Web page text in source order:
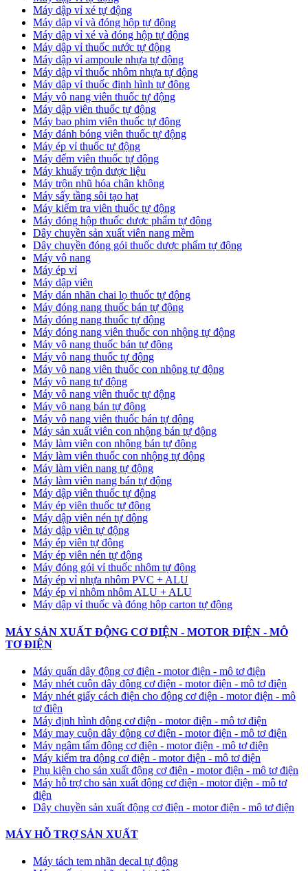
​Máy dập vỉ xé tự động
​Máy dập vỉ và đóng hộp tự động
​Máy dập vỉ xé và đóng hộp tự động
​Máy dập vỉ thuốc nước tự động
Máy dập vỉ ampoule nhựa tự động
Máy dập vỉ thuốc nhôm nhựa tự động
Máy dập vỉ thuốc định hình tự động
Máy vô nang viên thuốc tự động
Máy dập viên thuốc tự động
Máy bao phim viên thuốc tự động
Máy đánh bóng viên thuốc tự động
Máy ép vỉ thuốc tự động
Máy đếm viên thuốc tự động
Máy khuấy trộn dược liệu
Máy trộn nhũ hóa chân không
Máy sấy tầng sôi tạo hạt
Máy kiểm tra viên thuốc tự động
Máy đóng hộp thuốc dược phẩm tự động
Dây chuyền sản xuất viên nang mềm
Dây chuyền đóng gói thuốc dược phẩm tự động
Máy vô nang
Máy ép vỉ
Máy dập viên
Máy dán nhãn chai lọ thuốc tự động
Máy đóng nang thuốc bán tự động
Máy đóng nang thuốc tự động
Máy đóng nang viên thuốc con nhộng tự động
Máy vô nang thuốc bán tự động
Máy vô nang thuốc tự động
Máy vô nang viên thuốc con nhộng tự động
Máy vô nang tự động
Máy vô nang viên thuốc tự động
Máy vô nang bán tự động
Máy vô nang viên thuốc bán tự động
Máy sản xuất viên con nhộng bán tự động
Máy làm viên con nhộng bán tự động
Máy làm viên thuốc con nhộng tự động
Máy làm viên nang tự động
Máy làm viên nang bán tự động
Máy dập viên thuốc tự động
​Máy ép viên thuốc tự động
​Máy dập viên nén tự động
​Máy dập viên tự động
Máy ép viên tự động
​Máy ép viên nén tự động
Máy đóng gói vỉ thuốc nhôm tự động
​Máy ép vỉ nhựa nhôm PVC + ALU
​Máy ép vỉ nhôm nhôm ALU + ALU
Máy dập vỉ thuốc và đóng hộp carton tự động
MÁY SẢN XUẤT ĐỘNG CƠ ĐIỆN - MOTOR ĐIỆN - MÔ
TƠ ĐIỆN
Máy quấn dây động cơ điện - motor điện - mô tơ điện
Máy nhét cuộn dây động cơ điện - motor điện - mô tơ điện
Máy nhét giấy cách điện cho động cơ điện - motor điện - mô
tơ điện
Máy định hình động cơ điện - motor điện - mô tơ điện
Máy may cuộn dây động cơ điện - motor điện - mô tơ điện
Máy ngâm tẩm động cơ điện - motor điện - mô tơ điện
Máy kiểm tra động cơ điện - motor điện - mô tơ điện
Phụ kiện cho sản xuất động cơ điện - motor điện - mô tơ điện
Máy hỗ trợ cho sản xuất động cơ điện - motor điện - mô tơ
điện
Dây chuyền sản xuất động cơ điện - motor điện - mô tơ điện
MÁY HỖ TRỢ SẢN XUẤT
Máy tách tem nhãn decal tự động